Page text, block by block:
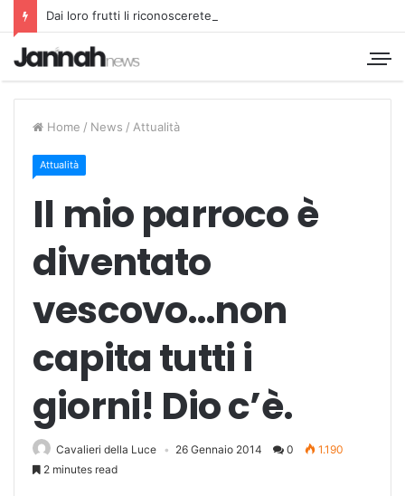
Dai loro frutti li riconoscerete
Home / News / Attualità
Attualità
Il mio parroco è
diventato
vescovo…non
capita tutti i
giorni! Dio c’è.
Cavalieri della Luce 26 Gennaio 2014 0
1.190
2 minutes read